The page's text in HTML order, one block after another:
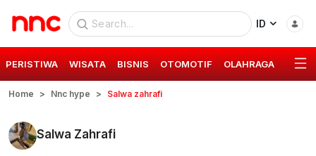
ID
PERISTIWA WISATA BISNIS OTOMOTIF OLAHRAGA GAYA
Home Nnc hype Salwa zahrafi
Salwa Zahrafi